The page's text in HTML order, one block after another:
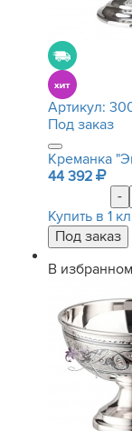
Артикул:
Под заказ
Креманка
44 392
-
Купить в 1
В избранном